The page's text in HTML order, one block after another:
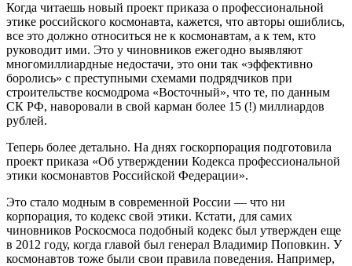
Когда читаешь новый проект приказа о профессиональной
этике российского космонавта, кажется, что авторы ошиблись,
все это должно относиться не к космонавтам, а к тем, кто
руководит ими. Это у чиновников ежегодно выявляют
многомиллиардные недостачи, это они так «эффективно
боролись» с преступными схемами подрядчиков при
строительстве космодрома «Восточный», что те, по данным
СК РФ, наворовали в свой карман более 15 (!) миллиардов
рублей.
Теперь более детально. На днях госкорпорация подготовила
проект приказа «Об утверждении Кодекса профессиональной
этики космонавтов Российской Федерации».
Это стало модным в современной России — что ни
корпорация, то кодекс свой этики. Кстати, для самих
чиновников Роскосмоса подобный кодекс был утвержден еще
в 2012 году, когда главой был генерал Владимир Поповкин. У
космонавтов тоже были свои правила поведения. Например,